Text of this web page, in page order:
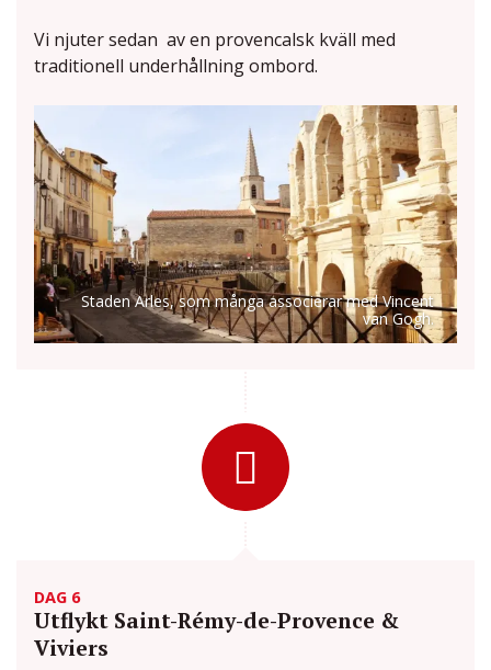
Vi njuter sedan av en provencalsk kväll med
traditionell underhållning ombord.
Staden Arles, som många associerar med Vincent
van Gogh.
DAG 6
Utflykt Saint-Rémy-de-Provence &
Viviers